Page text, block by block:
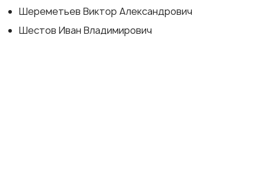
Шереметьев Виктор Александрович
Шестов Иван Владимирович